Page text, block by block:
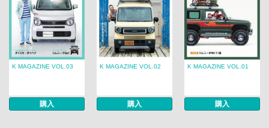
K MAGAZINE VOL.03
購入
K MAGAZINE VOL.02
購入
K MAGAZINE VOL.01
購入